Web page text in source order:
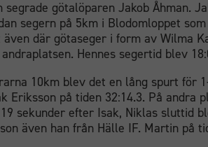
segrade götalöparen Jakob Åhman.
segern på 5km i Blodomloppet
även där götaseger i form av Wilma
Hennes segertid blev
10km blev det en lång spurt för
Eriksson på tiden 32:14.3. På andra
sekunder efter Isak, Niklas sluttid
även han från Hälle IF. Martin på